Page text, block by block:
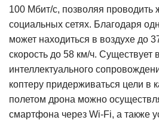
100 Мбит/с, позволяя проводить
социальных сетях. Благодаря
может находиться в воздухе до
скорость до 58 км/ч. Существует
интеллектуального
коптеру придерживаться цели в
полетом дрона можно
смартфона через Wi-Fi, а также